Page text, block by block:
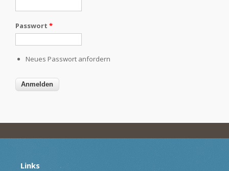
Passwort *
Neues Passwort anfordern
Links